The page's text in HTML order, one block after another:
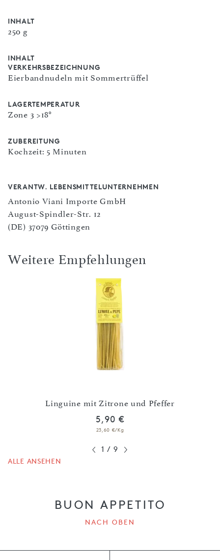
INHALT
250 g
INHALT
VERKEHRSBEZEICHNUNG
Eierbandnudeln mit Sommertrüffel
LAGERTEMPERATUR
Zone 3 >18°
ZUBEREITUNG
Kochzeit: 5 Minuten
VERANTW. LEBENSMITTELUNTERNEHMEN
Antonio Viani Importe GmbH
August-Spindler-Str. 12
(DE) 37079 Göttingen
Weitere Empfehlungen
Linguine mit Zitrone und Pfeffer
5,90 €
23,60 €/Kg
1 / 9
ALLE ANSEHEN
BUON APPETITO
NACH OBEN